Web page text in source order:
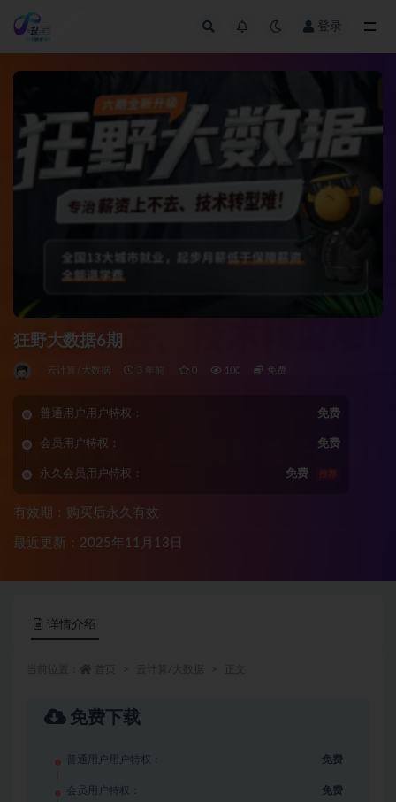
登录
狂野大数据6期
云计算/大数据 3 年前 0 100 免费
普通用户用户特权： 免费
会员用户特权： 免费
永久会员用户特权： 免费 推荐
有效期：购买后永久有效
最近更新：2025年11月13日
详情介绍
免费下载
普通用户用户特权： 免费
会员用户特权： 免费